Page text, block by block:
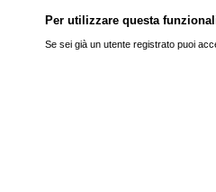
Per utilizzare questa
Se sei già un utente registrato puoi